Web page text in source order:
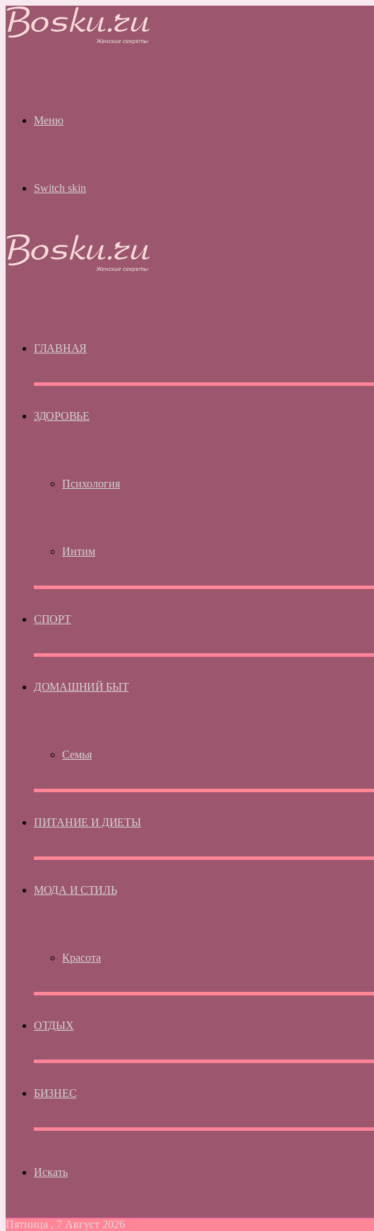
Меню
Switch skin
ГЛАВНАЯ
ЗДОРОВЬЕ
Психология
Интим
СПОРТ
ДОМАШНИЙ БЫТ
Семья
ПИТАНИЕ И ДИЕТЫ
МОДА И СТИЛЬ
Красота
ОТДЫХ
БИЗНЕС
Искать
Пятница , 7 Август 2026